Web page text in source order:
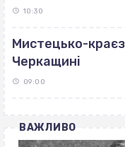
10:30
Мистецько-
Черкащині
09:00
ВАЖЛИВО